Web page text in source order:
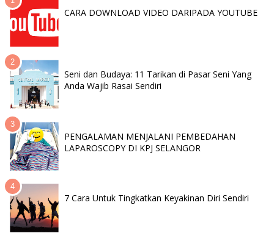
CARA DOWNLOAD VIDEO DARIPADA YOUTUBE
Seni dan Budaya: 11 Tarikan di Pasar Seni Yang
Anda Wajib Rasai Sendiri
PENGALAMAN MENJALANI PEMBEDAHAN
LAPAROSCOPY DI KPJ SELANGOR
7 Cara Untuk Tingkatkan Keyakinan Diri Sendiri